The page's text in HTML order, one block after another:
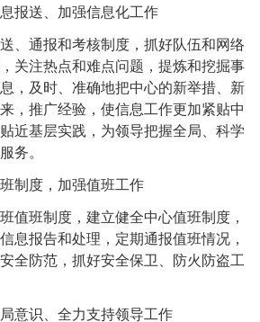
送、加强信息化工作
通报和考核制度，抓好队伍和网络
关注热点和难点问题，提炼和挖掘事
，及时、准确地把中心的新举措、新
，推广经验，使信息工作更加紧贴中
近基层实践，为领导把握全局、科学
务。
度，加强值班工作
班制度，建立健全中心值班制度，
息报告和处理，定期通报值班情况，
全防范，抓好安全保卫、防火防盗工
识、全力支持领导工作